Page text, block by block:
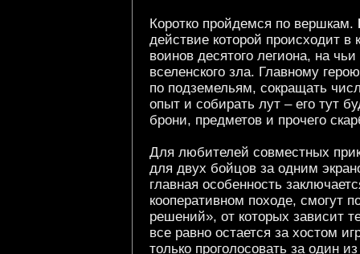
Коротко пройдемся по вершкам.
действие которой происходит в
воинов десятого легиона, на
вселенского зла. Главному
по подземельям, сокращать
опыт и собирать лут – его тут
брони, предметов и прочего
Для любителей совместных
для двух бойцов за одним
главная особенность
кооперативном походе, смогут
решений», от которых зависит
все равно остается за хостом
только проголосовать за один